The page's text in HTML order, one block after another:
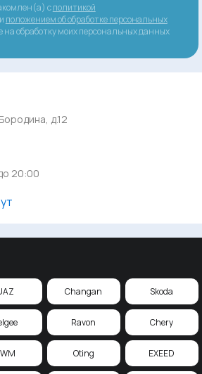
сполитикой
и положением об обработке персональных
на обработку моих персональных данных
д.12
20:00
Changan Skoda
Ravon Chery
Oting EXEED